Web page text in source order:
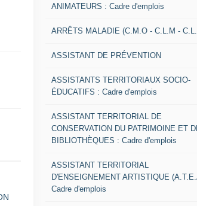
ANIMATEURS : Cadre d'emplois
ARRÊTS MALADIE (C.M.O - C.L.M -
ASSISTANT DE PRÉVENTION
ASSISTANTS TERRITORIAUX SOCIO-
ÉDUCATIFS : Cadre d'emplois
ASSISTANT TERRITORIAL DE
CONSERVATION DU PATRIMOINE ET
BIBLIOTHÈQUES : Cadre d'emplois
ASSISTANT TERRITORIAL
D'ENSEIGNEMENT ARTISTIQUE
Cadre d'emplois